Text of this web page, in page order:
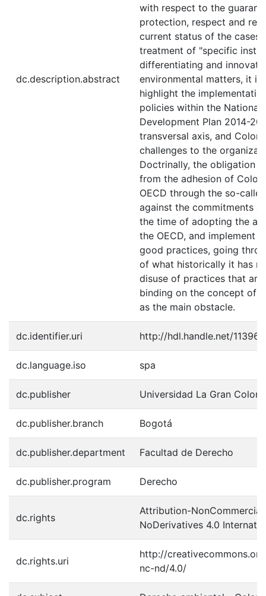
dc.description.abstract
with respect to the
protection, respect and
current status of the cases
treatment of "specific
differentiating and
environmental matters, it
highlight the
policies within the National
Development Plan 2014-
transversal axis, and
challenges to the
Doctrinally, the obligation
from the adhesion of
OECD through the so-
against the commitments
the time of adopting the
the OECD, and implement
good practices, going
of what historically it has
disuse of practices that are
binding on the concept of
as the main obstacle.
dc.identifier.uri http://hdl.handle.net/
dc.language.iso spa
dc.publisher Universidad La Gran
dc.publisher.branch Bogotá
dc.publisher.department Facultad de Derecho
dc.publisher.program Derecho
dc.rights
Attribution-
NoDerivatives 4.0
dc.rights.uri
http://
nc-nd/4.0/